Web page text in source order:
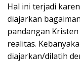
Hal ini terjadi
diajarkan
pandangan
realitas.
diajarkan/dilatih